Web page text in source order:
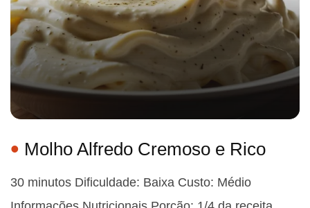
Molho Alfredo Cremoso e Rico
30 minutos Dificuldade: Baixa Custo: Médio